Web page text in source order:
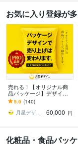
お気に入り登録が
売れる！【オリジナル商
品パッケージ】デザイン
します Amazon・楽天で
ヒット続出！プロのデザ
インで差をつける！
5.0 (140)
月星デザイン Tsukiboshi
60,000 円
化粧品・食品パッ